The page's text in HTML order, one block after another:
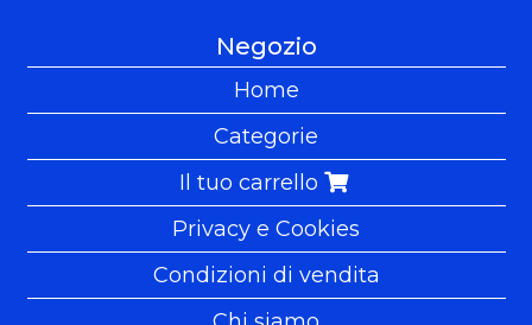
Negozio
Home
Categorie
Il tuo carrello
Privacy e Cookies
Condizioni di vendita